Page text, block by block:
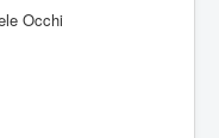
Occhi